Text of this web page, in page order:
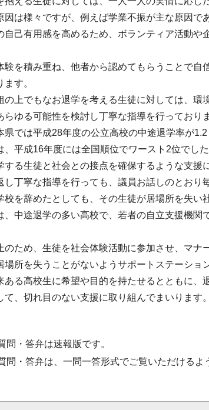
因は様々ですが、例えば学業不振が主な原因で
自己有用感を高めるため、ボランティア活動
験を積み重ね、他者から認めてもらうことで
す。
の上でもなお退学を考える生徒に対しては、
らゆる可能性を検討し丁寧な指導を行っており
県では平成28年度の公立高校の中途退学率が
、平成16年度には全国順位でワースト2位でし
する生徒と社会との接点を確保するような支援
し丁寧な指導を行っても、議員お話しのとおり
校を辞めたとしても、その生徒が居場所を失い
、中途退学の多い高校で、若者の自立支援機
のため、生徒を社会体験活動に参加させ、マ
場所を失うことがないようサポートステーショ
ある高校生に希望や目的を持たせるとともに
て、切れ目のない支援に取り組んでまいります。
問・答弁は速報版です。
問・答弁は、一問一答形式でご覧いただける